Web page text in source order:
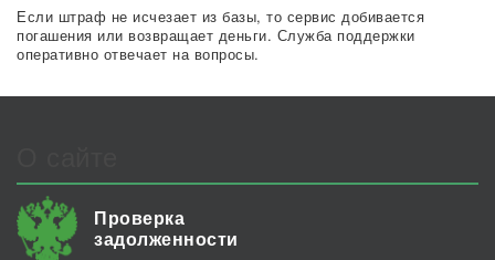
Если штраф не исчезает из базы, то сервис добивается
погашения или возвращает деньги. Служба поддержки
оперативно отвечает на вопросы.
Проверка
задолженности